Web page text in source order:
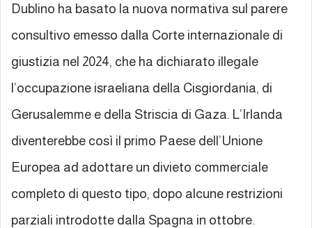
Dublino ha basato la nuova normativa sul parere
consultivo emesso dalla Corte internazionale di
giustizia nel 2024, che ha dichiarato illegale
l’occupazione israeliana della Cisgiordania, di
Gerusalemme e della Striscia di Gaza. L’Irlanda
diventerebbe così il primo Paese dell’Unione
Europea ad adottare un divieto commerciale
completo di questo tipo, dopo alcune restrizioni
parziali introdotte dalla Spagna in ottobre.